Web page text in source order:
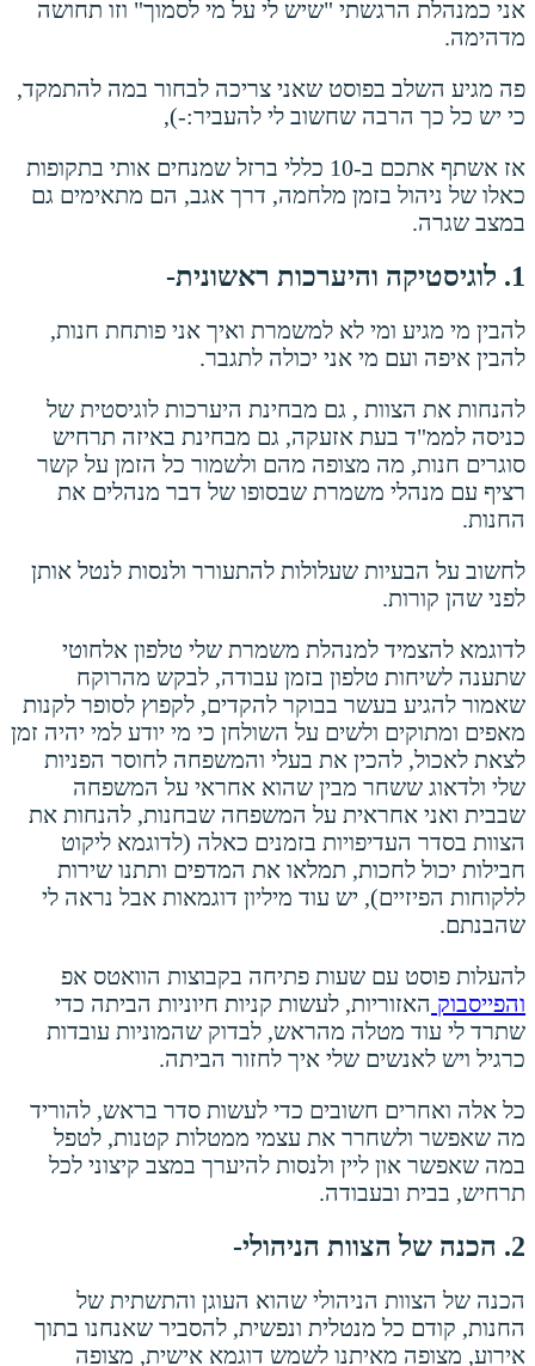
אני כמנהלת הרגשתי "שיש לי על מי לסמוך" וזו תחושה
מדהימה.
פה מגיע השלב בפוסט שאני צריכה לבחור במה להתמקד,
כי יש כל כך הרבה שחשוב לי להעביר:-),
אז אשתף אתכם ב-10 כללי ברזל שמנחים אותי בתקופות
כאלו של ניהול בזמן מלחמה, דרך אגב, הם מתאימים גם
במצב שגרה.
1. לוגיסטיקה והיערכות ראשונית-
להבין מי מגיע ומי לא למשמרת ואיך אני פותחת חנות,
להבין איפה ועם מי אני יכולה לתגבר.
להנחות את הצוות , גם מבחינת היערכות לוגיסטית של
כניסה לממ"ד בעת אזעקה, גם מבחינת באיזה תרחיש
סוגרים חנות, מה מצופה מהם ולשמור כל הזמן על קשר
רציף עם מנהלי משמרת שבסופו של דבר מנהלים את
החנות.
לחשוב על הבעיות שעלולות להתעורר ולנסות לנטל אותן
לפני שהן קורות.
לדוגמא להצמיד למנהלת משמרת שלי טלפון אלחוטי
שתענה לשיחות טלפון בזמן עבודה, לבקש מהרוקח
שאמור להגיע בעשר בבוקר להקדים, לקפוץ לסופר לקנות
מאפים ומתוקים ולשים על השולחן כי מי יודע למי יהיה זמן
לצאת לאכול, להכין את בעלי והמשפחה לחוסר הפניות
שלי ולדאוג ששחר מבין שהוא אחראי על המשפחה
שבבית ואני אחראית על המשפחה שבחנות, להנחות את
הצוות בסדר העדיפויות בזמנים כאלה (לדוגמא ליקוט
חבילות יכול לחכות, תמלאו את המדפים ותתנו שירות
ללקוחות הפיזיים), יש עוד מיליון דוגמאות אבל נראה לי
שהבנתם.
להעלות פוסט עם שעות פתיחה בקבוצות הוואטס אפ
והפייסבוק האזוריות, לעשות קניות חיוניות הביתה כדי
שתרד לי עוד מטלה מהראש, לבדוק שהמוניות עובדות
כרגיל ויש לאנשים שלי איך לחזור הביתה.
כל אלה ואחרים חשובים כדי לעשות סדר בראש, להוריד
מה שאפשר ולשחרר את עצמי ממטלות קטנות, לטפל
במה שאפשר און ליין ולנסות להיערך במצב קיצוני לכל
תרחיש, בבית ובעבודה.
2. הכנה של הצוות הניהולי-
הכנה של הצוות הניהולי שהוא העוגן והתשתית של
החנות, קודם כל מנטלית ונפשית, להסביר שאנחנו בתוך
אירוע, מצופה מאיתנו לשמש דוגמא אישית, מצופה